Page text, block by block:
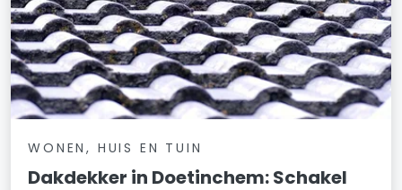
WONEN, HUIS EN TUIN
Dakdekker in Doetinchem: Schakel